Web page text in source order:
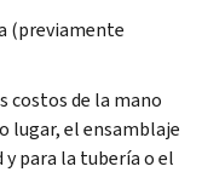
(previamente
costos de la mano
lugar, el ensamblaje
para la tubería o el